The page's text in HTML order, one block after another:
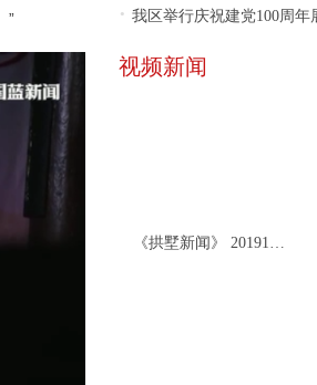
” · 我区举行庆祝建党100周年
视频新闻
《拱墅新闻》 20191126